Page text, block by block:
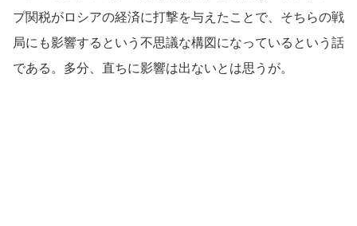
プ関税がロシアの経済に打撃を与えたことで、そちらの戦
局にも影響するという不思議な構図になっているという話
である。多分、直ちに影響は出ないとは思うが。